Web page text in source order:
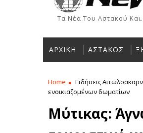
Τα Νέα Του Αστακού
ΑΡΧΙΚΗ ΑΣΤΑΚΟΣ
Home Ειδήσεις
ενοικιαζομένων δωματίων
Μύτικας: